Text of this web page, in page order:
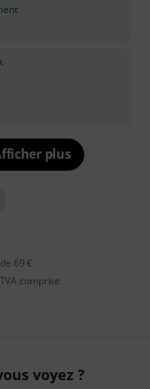
plus
69 €
comprise
voyez ?